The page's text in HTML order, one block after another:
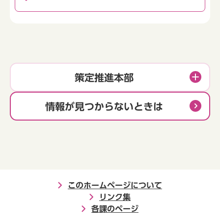
策定推進本部
情報が見つからないときは
このホームページについて
リンク集
各課のページ